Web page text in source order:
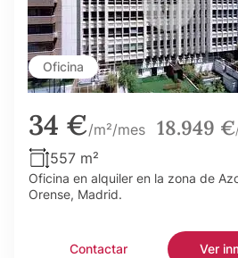
Oficina
34 €/m²/mes 18.949 €
557 m²
Oficina en alquiler en la zona de
Orense, Madrid.
Contactar Ver